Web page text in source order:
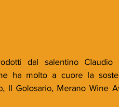
dal salentino Claudio
ha molto a cuore la
Il Golosario, Merano Wine